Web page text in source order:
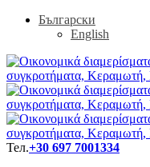
Български
English
Тел.+30 697 7001334